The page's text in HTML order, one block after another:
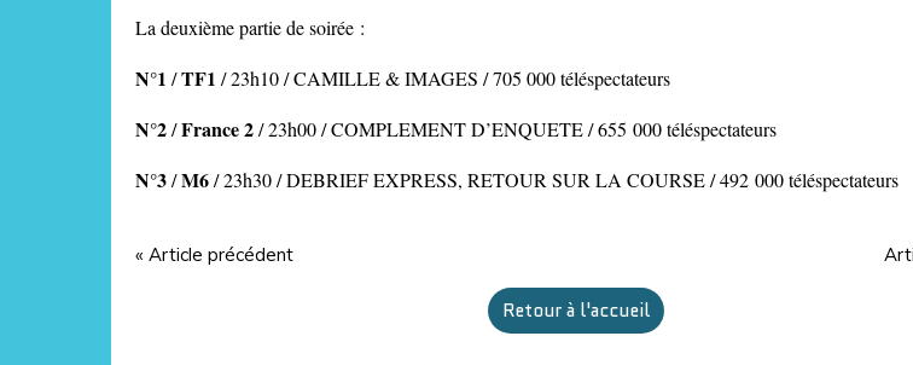
La deuxième partie de soirée :
N°1 /TF1 / 23h10 / CAMILLE & IMAGES / 705 000 téléspectateurs
N°2/France 2/ 23h00 / COMPLEMENT D’ENQUETE / 655 000 téléspectateurs
N°3/M6/ 23h30 /DEBRIEF EXPRESS, RETOUR SUR LA COURSE / 492 000 téléspectateurs
« Article précédent
Retour à l'accueil